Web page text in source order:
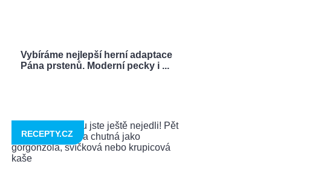
Vybíráme nejlepší herní adaptace
Pána prstenů. Moderní pecky i ...
RECEPTY.CZ